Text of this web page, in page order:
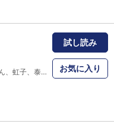
石田家は、和にい、哲ちゃん、虹子、泰助にお父さんの5人家族。虹子は兄弟の世話で大いそがし。同級生の日下部くんに片思い中なんだけど……。
試し読み
お気に入り